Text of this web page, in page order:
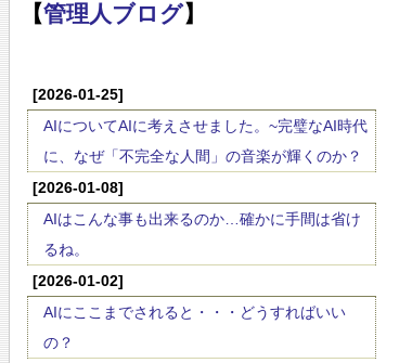
【管理人ブログ】
[2026-01-25]
AIについてAIに考えさせました。~完璧なAI時代
に、なぜ「不完全な人間」の音楽が輝くのか？
[2026-01-08]
AIはこんな事も出来るのか…確かに手間は省け
るね。
[2026-01-02]
AIにここまでされると・・・どうすればいい
の？